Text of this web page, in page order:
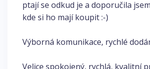
ptají se odkud je a doporučila
kde si ho mají koupit :-)
Výborná komunikace, rychlé
Velice spokojený, rychlá, kvalitní